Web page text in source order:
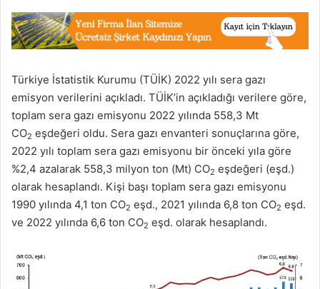
Türkiye İstatistik Kurumu (TÜİK) 2022 yılı sera gazı
emisyon verilerini açıkladı. TÜİK’in açıkladığı verilere göre,
toplam sera gazı emisyonu 2022 yılında 558,3 Mt
CO2 eşdeğeri oldu. Sera gazı envanteri sonuçlarına göre,
2022 yılı toplam sera gazı emisyonu bir önceki yıla göre
%2,4 azalarak 558,3 milyon ton (Mt) CO2 eşdeğeri (eşd.)
olarak hesaplandı. Kişi başı toplam sera gazı emisyonu
1990 yılında 4,1 ton CO2 eşd., 2021 yılında 6,8 ton CO2 eşd.
ve 2022 yılında 6,6 ton CO2 eşd. olarak hesaplandı.